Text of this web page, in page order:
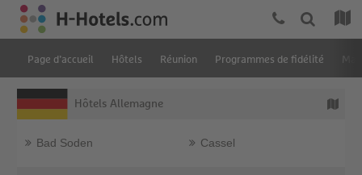
Page d’accueil Hôtels Réunion Programmes de fidélité
Hôtels Allemagne
Bad Soden Cassel